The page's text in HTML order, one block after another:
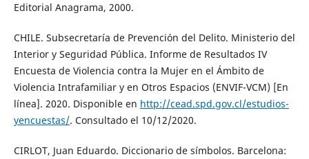
Editorial Anagrama, 2000.
CHILE. Subsecretaría de Prevención del Delito. Ministerio del
Interior y Seguridad Pública. Informe de Resultados IV
Encuesta de Violencia contra la Mujer en el Ámbito de
Violencia Intrafamiliar y en Otros Espacios (ENVIF-VCM) [En
línea]. 2020. Disponible en http://cead.spd.gov.cl/estudios-
yencuestas/. Consultado el 10/12/2020.
CIRLOT, Juan Eduardo. Diccionario de símbolos. Barcelona: